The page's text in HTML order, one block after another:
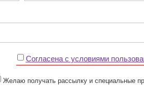
Cогласена с условиями
Желаю получать рассылку и специальные